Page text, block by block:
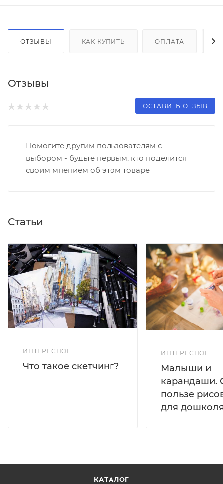
ОТЗЫВЫ КАК КУПИТЬ ОПЛАТА
Отзывы
ОСТАВИТЬ ОТЗЫВ
Помогите другим пользователям с
выбором - будьте первым, кто поделится
своим мнением об этом товаре
Статьи
ИНТЕРЕСНОЕ
Что такое скетчинг?
ИНТЕРЕСНОЕ
Малыши и
карандаши.
пользе
для
КАТАЛОГ